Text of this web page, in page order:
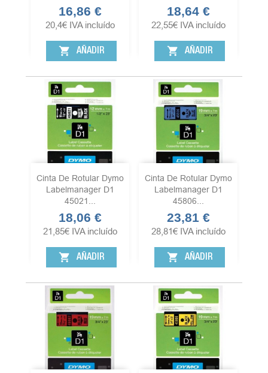
Precio
16,86 €
20,4€ IVA incluído
shopping_cart AÑADIR
Precio
18,64 €
22,55€ IVA incluído
shopping_cart AÑADIR
Cinta De Rotular Dymo
Labelmanager D1
45021...
Precio
18,06 €
21,85€ IVA incluído
shopping_cart AÑADIR
Cinta De Rotular Dymo
Labelmanager D1
45806...
Precio
23,81 €
28,81€ IVA incluído
shopping_cart AÑADIR